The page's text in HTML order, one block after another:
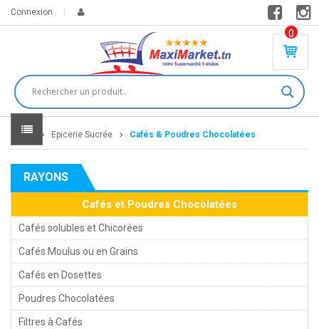
Connexion
0
PR
DU
IT(
S)
DT
Home Epicerie Sucrée Cafés & Poudres Chocolatées
RAYONS
Cafés et Poudres Chocolatées
Cafés solubles et Chicorées
Cafés Moulus ou en Grains
Cafés en Dosettes
Poudres Chocolatées
Filtres à Cafés